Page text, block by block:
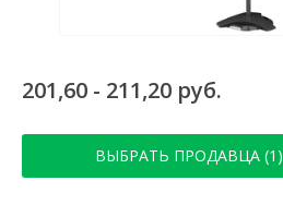
201,60 - 211,20 руб.
ВЫБРАТЬ ПРОДАВЦА (1)